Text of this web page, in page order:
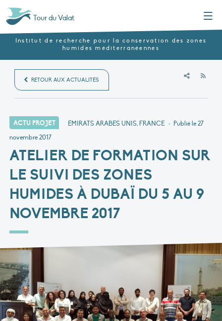
Tour du Valat
Institut de recherche pour la conservation des zones
humides méditerranéennes
RETOUR AUX ACTUALITÉS
ACTU PROJET ÉMIRATS ARABES UNIS, FRANCE • Publié le27
novembre 2017
ATELIER DE FORMATION SUR
LE SUIVI DES ZONES
HUMIDES À DUBAÏ DU 5 AU 9
NOVEMBRE 2017